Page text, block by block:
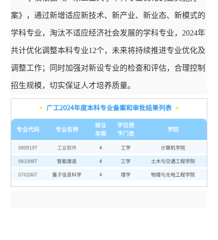
案》，通过新增适应新技术、新产业、新业态、新模式的
学科专业，淘汰不适应经济社会发展的学科专业，2024年
共计优化调整本科专业12个，未来将持续推进专业优化及
调整工作；同时加强对新设专业的检查和评估，合理控制
招生规模，切实保证人才培养质量。